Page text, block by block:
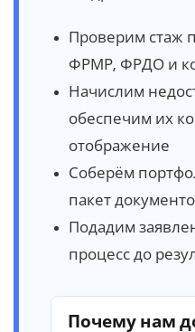
Проверим стаж
ФРМР, ФРДО и
Начислим
обеспечим их
отображение
Соберём
пакет
Подадим
процесс до
Почему нам